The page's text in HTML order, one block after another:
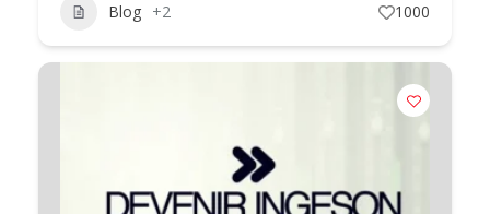
Blog +2 1000